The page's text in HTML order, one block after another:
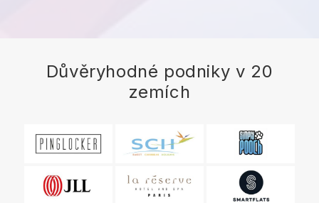
Důvěryhodné podniky v 20
zemích